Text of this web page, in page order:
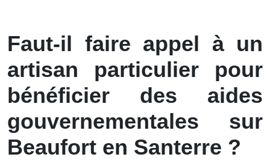
Faut-il faire appel à un
artisan particulier pour
bénéficier des aides
gouvernementales sur
Beaufort en Santerre ?